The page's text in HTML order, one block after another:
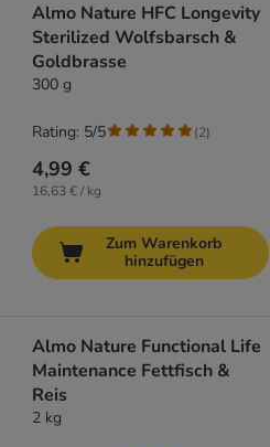
Almo Nature HFC Longevity
Sterilized Wolfsbarsch &
Goldbrasse
300 g
4,99 €
16,63 € / kg
Rating: 5/5 (2)
Zum Warenkorb
hinzufügen
Almo Nature Functional Life
Maintenance Fettfisch &
Reis
2 kg